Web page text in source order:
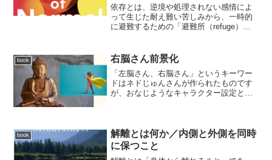
依存とは、逆境や処理されない感情によ
って生じた耐え難い苦しみから、一時的
に避難するための「避難所（refuge）」
アルコール薬物ギャンブルポルノ過食買
い物など、対象...
book 右脳さん前景化
「左脳さん、右脳さん」というキーワー
ドはネドじゅんさんが作られたものです
が、おなじようなキャラクター設定とし
ラ1 左脳思考...
book
解離とは何か／内側と外側を同時
に保つこと